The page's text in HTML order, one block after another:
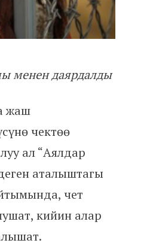
менен даярдалды
жаш
чектөө
ал “Аялдар
аталыштагы
чет
кийин алар